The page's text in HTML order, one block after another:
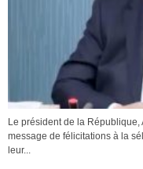
Le président de la
message de félicitations à la
leur...